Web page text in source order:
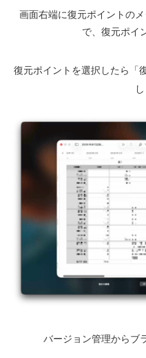
画面右端に復元ポイントの
で、復元ポイ
復元ポイントを選択したら「
バージョン管理からブ